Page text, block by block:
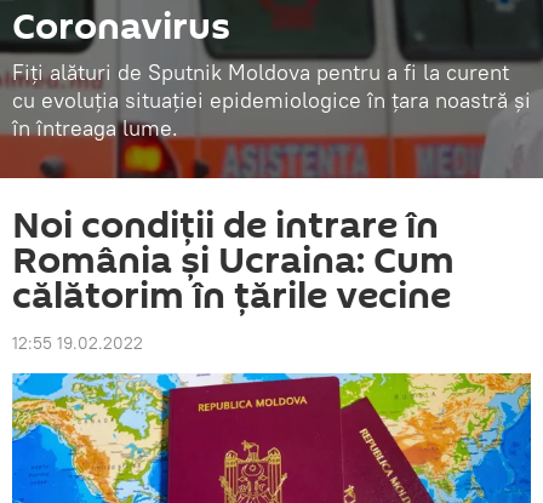
Coronavirus
Fiți alături de Sputnik Moldova pentru a fi la curent
cu evoluția situației epidemiologice în țara noastră și
în întreaga lume.
Noi condiții de intrare în
România și Ucraina: Cum
călătorim în țările vecine
12:55 19.02.2022